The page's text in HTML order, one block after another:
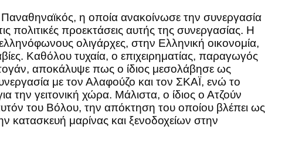
η οποία ανακοίνωσε την συνεργασία
πολιτικές προεκτάσεις αυτής της συνεργασίας. Η
ολιγάρχες, στην Ελληνική οικονομία,
Καθόλου τυχαία, ο επιχειρηματίας, παραγωγός
αποκάλυψε πως ο ίδιος μεσολάβησε ως
με τον Αλαφούζο και τον ΣΚΑΪ, ενώ το
την γειτονική χώρα. Μάλιστα, ο ίδιος ο Ατζούν
του Βόλου, την απόκτηση του οποίου βλέπει ως
κατασκευή μαρίνας και ξενοδοχείων στην